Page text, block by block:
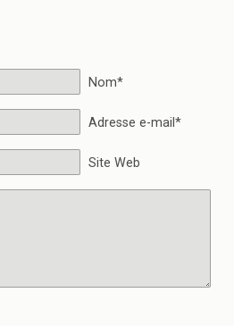
Nom*
Adresse e-mail*
Site Web